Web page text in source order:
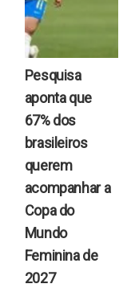
Pesquisa
aponta que
67% dos
brasileiros
querem
acompanhar a
Copa do
Mundo
Feminina de
2027